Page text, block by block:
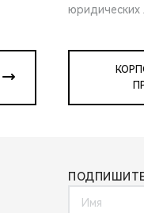
юридических